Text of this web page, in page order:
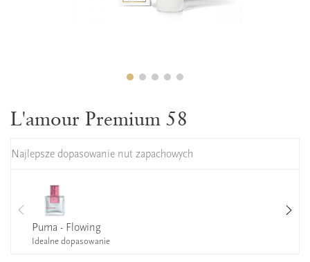
L'amour Premium 58
Najlepsze dopasowanie nut zapachowych
Puma - Flowing
Idealne dopasowanie